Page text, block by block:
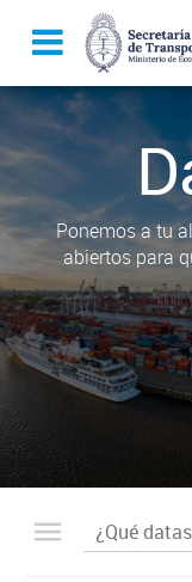
Ponemos a tu
abiertos para